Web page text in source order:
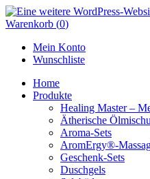
Skip
to
Warenkorb (0)
Mein Konto
Wunschliste
Home
Produkte
Healing Master –
Ätherische
Aroma-Sets
AromErgy®-
Geschenk-Sets
Duschgels